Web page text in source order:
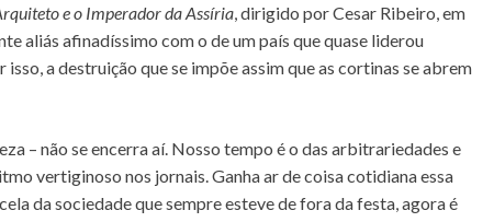
e o Imperador da Assíria, dirigido por Cesar Ribeiro, em
aliás afinadíssimo com o de um país que quase liderou
a destruição que se impõe assim que as cortinas se abrem
– não se encerra aí. Nosso tempo é o das arbitrariedades e
vertiginoso nos jornais. Ganha ar de coisa cotidiana essa
da sociedade que sempre esteve de fora da festa, agora é